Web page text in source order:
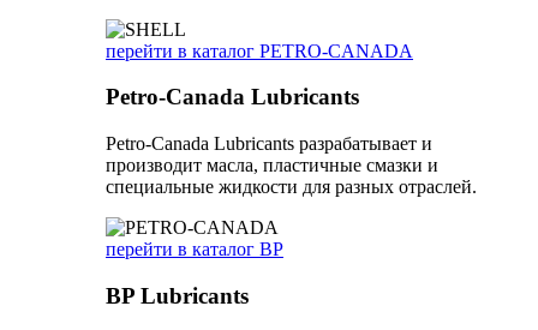
перейти в каталог PETRO-CANADA
Petro-Canada Lubricants
Petro-Canada Lubricants разрабатывает и
производит масла, пластичные смазки и
специальные жидкости для разных отраслей.
перейти в каталог BP
BP Lubricants